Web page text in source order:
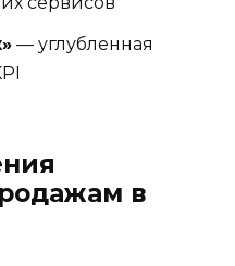
— углубленная
в